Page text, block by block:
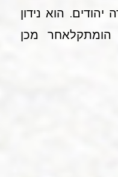
יהודים. הוא נידון
הומתקלאחר מכן